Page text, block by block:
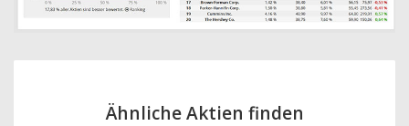
Ähnliche Aktien finden